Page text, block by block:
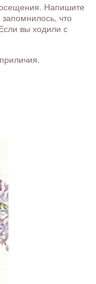
Напишите
что
вы ходили с